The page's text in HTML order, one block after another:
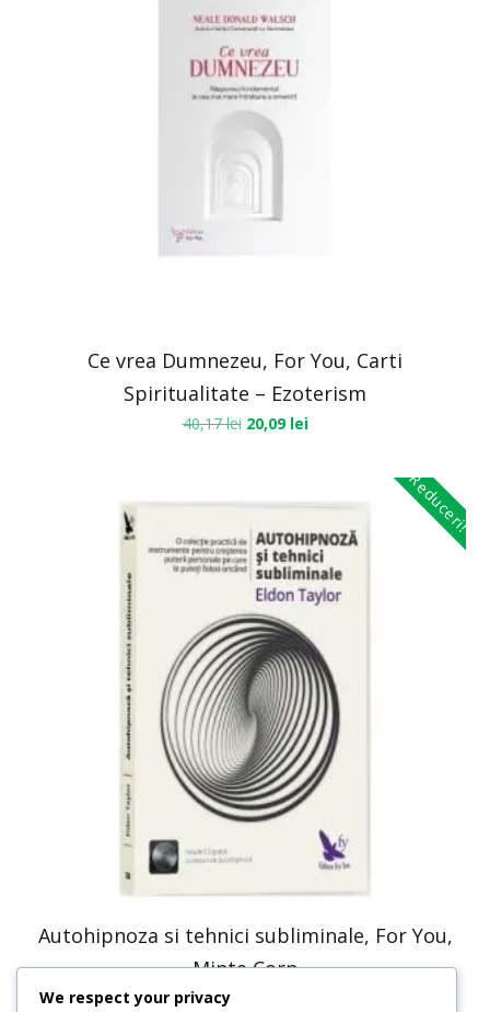
Ce vrea Dumnezeu, For You, Carti
Spiritualitate – Ezoterism
40,17lei 20,09 lei
Reduceri!
Autohipnoza si tehnici subliminale, For You,
Minte Corp
50,74lei
We respect your privacy